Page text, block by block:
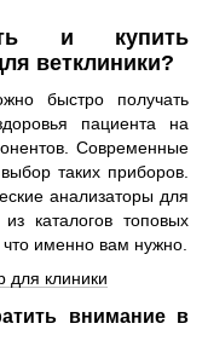
и купить
ветклиники?
быстро получать
пациента на
Современные
таких приборов.
анализаторы для
каталогов топовых
именно вам нужно.
внимание в